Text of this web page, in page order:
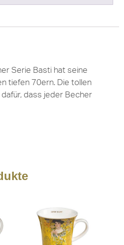
Serie Basti hat seine
tiefen 70ern. Die tollen
dass jeder Becher